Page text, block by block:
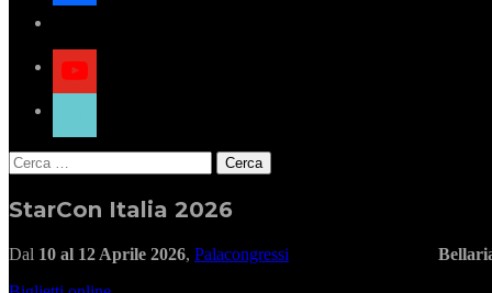
x
youtube
tiktok
Ricerca
per:
StarCon Italia 2026
Dal 10 al 12 Aprile 2026, Palacongressi